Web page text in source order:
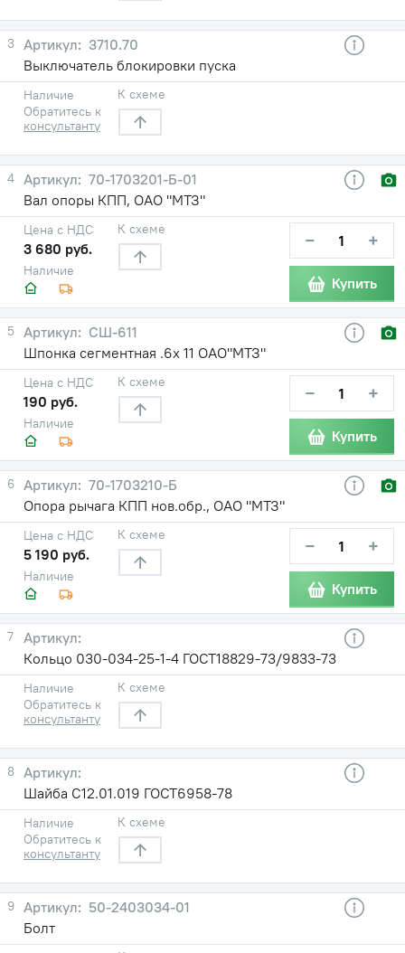
3
3710.70
Выключатель блокировки пуска
Наличие
Обратитесь к
консультанту
К схеме
4
70-1703201-Б-01
Вал опоры КПП, ОАО "МТЗ"
Наличие
Цена с НДС
3 680 руб.
К схеме − +
Купить
5
СШ-611
Шпонка сегментная .6х 11 ОАО"МТЗ"
Наличие
Цена с НДС
190 руб.
К схеме − +
Купить
6
70-1703210-Б
Опора рычага КПП нов.обр., ОАО "МТЗ"
Наличие
Цена с НДС
5 190 руб.
К схеме − +
Купить
7
Кольцо 030-034-25-1-4 ГОСТ18829-73/9833-73
Наличие
Обратитесь к
консультанту
К схеме
8
Шайба С12.01.019 ГОСТ6958-78
Наличие
Обратитесь к
консультанту
К схеме
9
50-2403034-01
Болт